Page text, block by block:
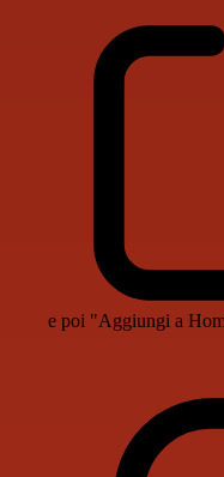
e poi "Aggiungi a